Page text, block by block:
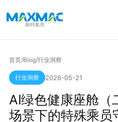
首页/Blog/行业洞察
行业洞察 2026-05-21
AI绿色健康座舱（
场景下的特殊乘员